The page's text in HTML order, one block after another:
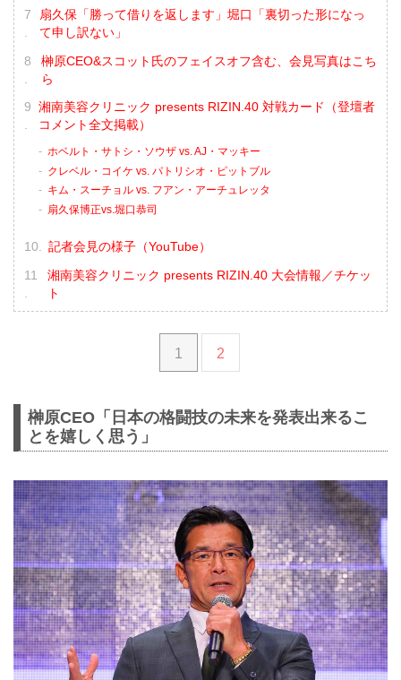
扇久保「勝って借りを返します」堀口「裏切った形になっ
て申し訳ない」
榊原CEO&スコット氏のフェイスオフ含む、会見写真はこち
ら
湘南美容クリニック presents RIZIN.40 対戦カード（登壇者
コメント全文掲載）
ホベルト・サトシ・ソウザ vs. AJ・マッキー
クレベル・コイケ vs. パトリシオ・ピットブル
キム・スーチョル vs. フアン・アーチュレッタ
扇久保博正vs.堀口恭司
記者会見の様子（YouTube）
湘南美容クリニック presents RIZIN.40 大会情報／チケッ
ト
1 2
榊原CEO「日本の格闘技の未来を発表出来るこ
とを嬉しく思う」